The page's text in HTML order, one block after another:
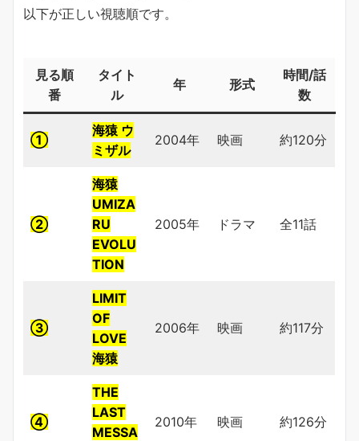
以下が正しい視聴順です。
見る順
番
タイト
ル
年 形式
時間/話
数
①
海猿 ウ
ミザル
2004年 映画 約120分
②
海猿
UMIZA
RU
EVOLU
TION
2005年 ドラマ 全11話
③
LIMIT
OF
LOVE
海猿
2006年 映画 約117分
④
THE
LAST
MESSA
2010年 映画 約126分